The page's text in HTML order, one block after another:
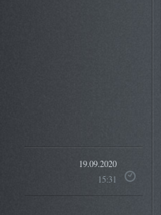
19.09.2020
15:31